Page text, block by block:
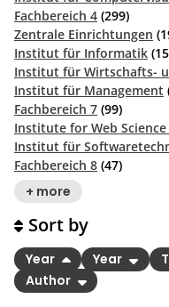
Fachbereich 4 (299)
Zentrale Einrichtungen
Institut für Informatik
Institut für Wirtschafts-
Institut für Management
Fachbereich 7 (99)
Institute for Web
Institut für
Fachbereich 8 (47)
+ more
Sort by
Year Year
Author